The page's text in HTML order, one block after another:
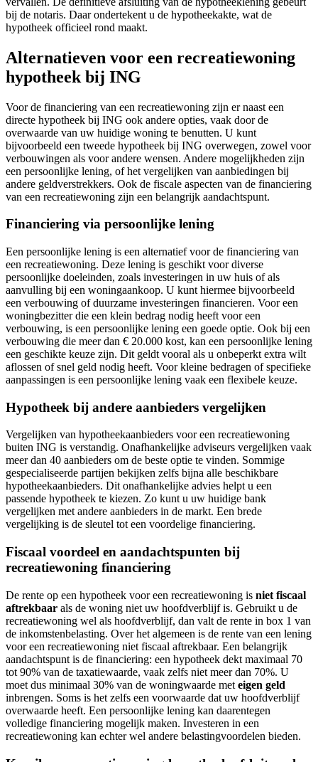
bij de notaris. Daar ondertekent u de hypotheekakte, wat de
hypotheek officieel rond maakt.
Alternatieven voor een recreatiewoning
hypotheek bij ING
Voor de financiering van een recreatiewoning zijn er naast een
directe hypotheek bij ING ook andere opties, vaak door de
overwaarde van uw huidige woning te benutten. U kunt
bijvoorbeeld een tweede hypotheek bij ING overwegen, zowel voor
verbouwingen als voor andere wensen. Andere mogelijkheden zijn
een persoonlijke lening, of het vergelijken van aanbiedingen bij
andere geldverstrekkers. Ook de fiscale aspecten van de financiering
van een recreatiewoning zijn een belangrijk aandachtspunt.
Financiering via persoonlijke lening
Een persoonlijke lening is een alternatief voor de financiering van
een recreatiewoning. Deze lening is geschikt voor diverse
persoonlijke doeleinden, zoals investeringen in uw huis of als
aanvulling bij een woningaankoop. U kunt hiermee bijvoorbeeld
een verbouwing of duurzame investeringen financieren. Voor een
woningbezitter die een klein bedrag nodig heeft voor een
verbouwing, is een persoonlijke lening een goede optie. Ook bij een
verbouwing die meer dan € 20.000 kost, kan een persoonlijke lening
een geschikte keuze zijn. Dit geldt vooral als u onbeperkt extra wilt
aflossen of snel geld nodig heeft. Voor kleine bedragen of specifieke
aanpassingen is een persoonlijke lening vaak een flexibele keuze.
Hypotheek bij andere aanbieders vergelijken
Vergelijken van hypotheekaanbieders voor een recreatiewoning
buiten ING is verstandig. Onafhankelijke adviseurs vergelijken vaak
meer dan 40 aanbieders om de beste optie te vinden. Sommige
gespecialiseerde partijen bekijken zelfs bijna alle beschikbare
hypotheekaanbieders. Dit onafhankelijke advies helpt u een
passende hypotheek te kiezen. Zo kunt u uw huidige bank
vergelijken met andere aanbieders in de markt. Een brede
vergelijking is de sleutel tot een voordelige financiering.
Fiscaal voordeel en aandachtspunten bij
recreatiewoning financiering
De rente op een hypotheek voor een recreatiewoning is niet fiscaal
aftrekbaar als de woning niet uw hoofdverblijf is. Gebruikt u de
recreatiewoning wel als hoofdverblijf, dan valt de rente in box 1 van
de inkomstenbelasting. Over het algemeen is de rente van een lening
voor een recreatiewoning niet fiscaal aftrekbaar. Een belangrijk
aandachtspunt is de financiering: een hypotheek dekt maximaal 70
tot 90% van de taxatiewaarde, vaak zelfs niet meer dan 70%. U
moet dus minimaal 30% van de woningwaarde met eigen geld
inbrengen. Soms is het zelfs een voorwaarde dat uw hoofdverblijf
overwaarde heeft. Een persoonlijke lening kan daarentegen
volledige financiering mogelijk maken. Investeren in een
recreatiewoning kan echter wel andere belastingvoordelen bieden.